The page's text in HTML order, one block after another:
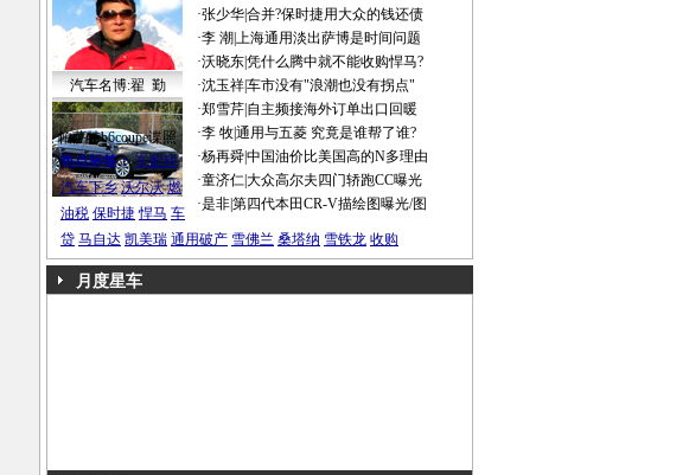
汽车名博:翟 勤
帕萨特b6coupe谍照
·张少华|合并?保时捷用大众的钱还债
·李 潮 上海通用淡出萨博是时间问题
·沃晓东|凭什么腾中就不能收购悍马?
·沈玉祥|车市没有"浪潮也没有拐点"
·郑雪芹| 自主频接海外订单出口回暖
·李 牧|通用与五菱 究竟是谁帮了谁?
·杨再舜|中国油价比美国高的N多理由
·童济仁|大众高尔夫四门轿跑CC曝光
·是非|第四代本田CR-V描绘图曝光/图
热点标签： 车船税
汽车下乡 沃尔沃 燃
油税 保时捷 悍马 车
贷 马自达 凯美瑞 通用破产 雪佛兰 桑塔纳 雪铁龙 收购
月度星车